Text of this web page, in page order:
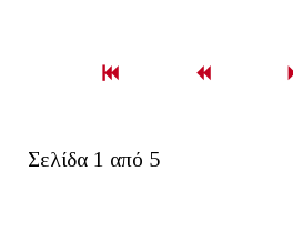
Σελίδα 1 από 5